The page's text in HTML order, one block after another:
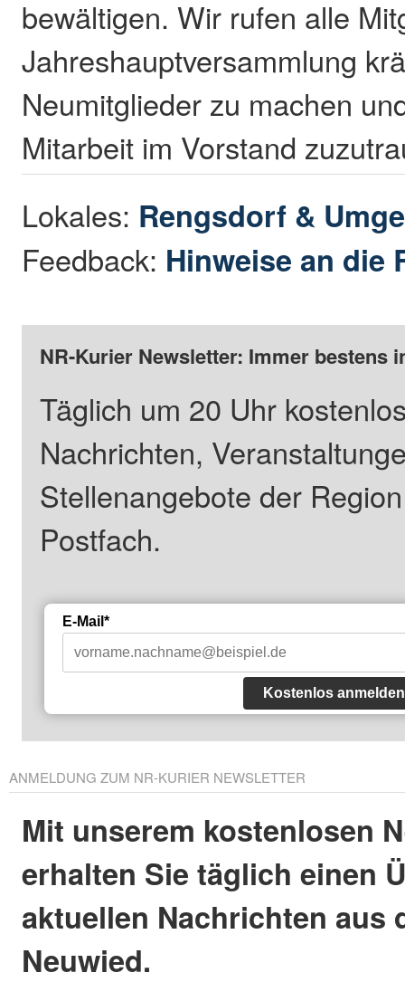
bewältigen. Wir rufen alle
Jahreshauptversammlung
Neumitglieder zu machen
Mitarbeit im Vorstand
Lokales: Rengsdorf &
Feedback: Hinweise an die
NR-Kurier Newsletter: Immer bestens
Täglich um 20 Uhr
Nachrichten,
Stellenangebote der
Postfach.
E-Mail*
Kostenlos anmelden
ANMELDUNG ZUM NR-KURIER NEWSLETTER
Mit unserem kostenlosen
erhalten Sie täglich einen
aktuellen Nachrichten aus
Neuwied.